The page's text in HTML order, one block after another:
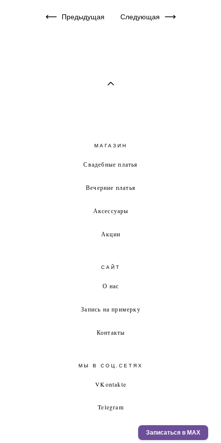
Записаться в MAX
Предыдущая Следующая
МАГАЗИН
Свадебные платья
Вечерние платья
Аксессуары
Акции
САЙТ
О нас
Запись на примерку
Контакты
МЫ В СОЦ.СЕТЯХ
VKontakte
Telegram